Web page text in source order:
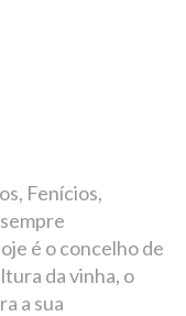
Fenícios,
é o concelho de
da vinha, o
a sua